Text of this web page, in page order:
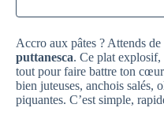
Accro aux pâtes ? Attends de
puttanesca. Ce plat explosif,
tout pour faire battre ton
bien juteuses, anchois salés,
piquantes. C’est simple,